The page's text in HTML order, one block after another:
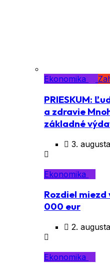
Ekonomika
PRIESKUM:
a zdravie
základné
3.
Ekonomika
Rozdiel miezd
000 eur
2.
Ekonomika